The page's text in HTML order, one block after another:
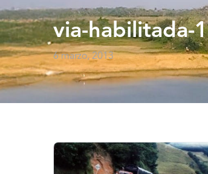
via-habilitada-1
6 marzo, 2013